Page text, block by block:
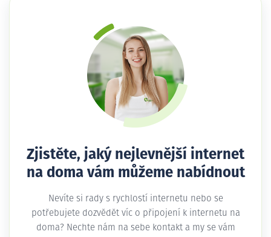
Zjistěte, jaký nejlevnější internet
na doma vám můžeme nabídnout
Nevíte si rady s rychlostí internetu nebo se
potřebujete dozvědět víc o připojení k internetu na
doma? Nechte nám na sebe kontakt a my se vám